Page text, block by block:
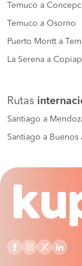
Temuco a
Temuco a Osorno
Puerto Montt a
La Serena a
Rutas
Santiago a
Santiago a Buenos